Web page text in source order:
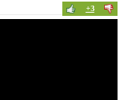
+3